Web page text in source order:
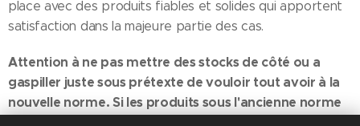
place avec des produits fiables et solides qui apportent
satisfaction dans la majeure partie des cas.
Attention à ne pas mettre des stocks de côté ou a
gaspiller juste sous prétexte de vouloir tout avoir à la
nouvelle norme. Si les produits sous l'ancienne norme